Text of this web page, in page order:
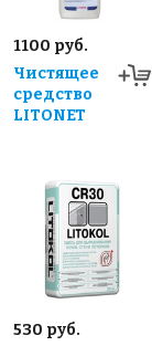
1100 руб.
Чистящее
средство
LITONET
530 руб.